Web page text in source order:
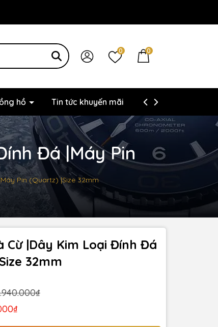
0 0
hồ Tin tức khuyến mãi Thông tin liên hệ
Đá |Máy Pin
Pin (Quartz) |Size 32mm
Cừ |Dây Kim Loại Đính Đá
32mm